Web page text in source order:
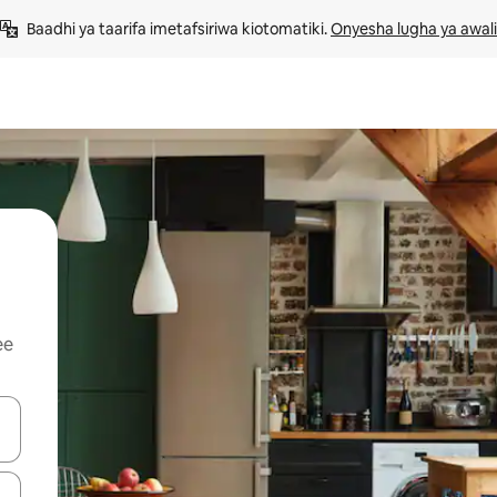
Baadhi ya taarifa imetafsiriwa kiotomatiki. Onyesha lugha ya awali
vya vishale vya juu na chini au uchunguze kwa kugusa au